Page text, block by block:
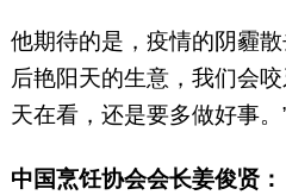
他期待的是，疫情的阴霾
后艳阳天的生意，我们会
天在看，还是要多做好事。
中国烹饪协会会长姜俊贤：